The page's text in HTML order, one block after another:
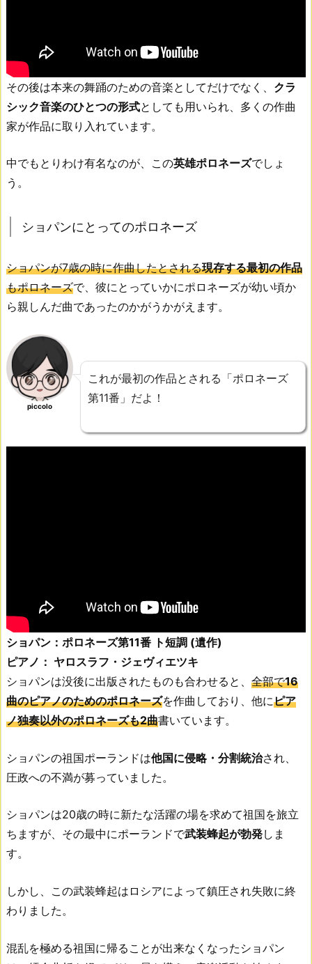
その後は本来の舞踊のための音楽としてだけでなく、 クラ
シック音楽のひとつの形式としても用いられ、多くの作曲
家が作品に取り入れています。
中でもとりわけ有名なのが、この英雄ポロネーズでしょ
う。
ショパンにとってのポロネーズ
ショパンが7歳の時に作曲したとされる現存する最初の作品
もポロネーズで、彼にとっていかにポロネーズが幼い頃か
ら親しんだ曲であったのかがうかがえます。
piccolo
これが最初の作品とされる「ポロネーズ
第11番」だよ！
ショパン：ポロネーズ第11番 ト短調 (遺作)
ピアノ： ヤロスラフ・ジェヴィエツキ
ショパンは没後に出版されたものも合わせると、 全部で16
曲のピアノのためのポロネーズを作曲しており、他にピア
ノ独奏以外のポロネーズも2曲書いています。
ショパンの祖国ポーランドは他国に侵略・分割統治され、
圧政への不満が募っていました。
ショパンは20歳の時に新たな活躍の場を求めて祖国を旅立
ちますが、その最中にポーランドで武装蜂起が勃発しま
す。
しかし、この武装蜂起はロシアによって鎮圧され失敗に終
わりました。
混乱を極める祖国に帰ることが出来なくなったショパン